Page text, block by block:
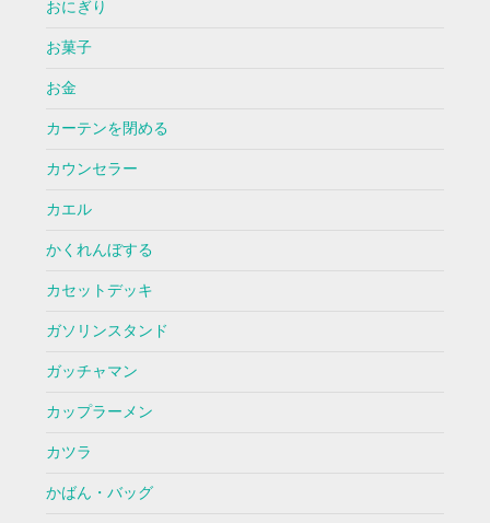
おにぎり
お菓子
お金
カーテンを閉める
カウンセラー
カエル
かくれんぼする
カセットデッキ
ガソリンスタンド
ガッチャマン
カップラーメン
カツラ
かばん・バッグ